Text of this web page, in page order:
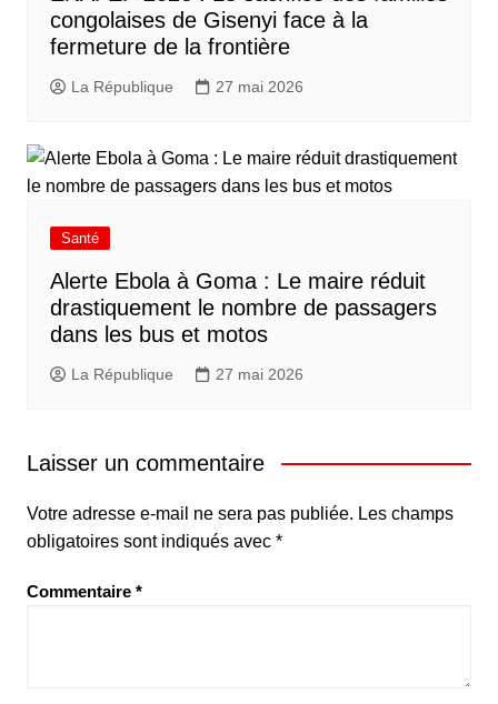
congolaises de Gisenyi face à la
fermeture de la frontière
La République 27 mai 2026
Santé
Alerte Ebola à Goma : Le maire réduit
drastiquement le nombre de passagers
dans les bus et motos
La République 27 mai 2026
Laisser un commentaire
Votre adresse e-mail ne sera pas publiée. Les champs
obligatoires sont indiqués avec *
Commentaire *